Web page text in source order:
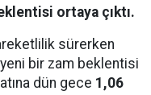
ortaya çıktı.
sürerken
yeni bir zam beklentisi
dün gece 1,06